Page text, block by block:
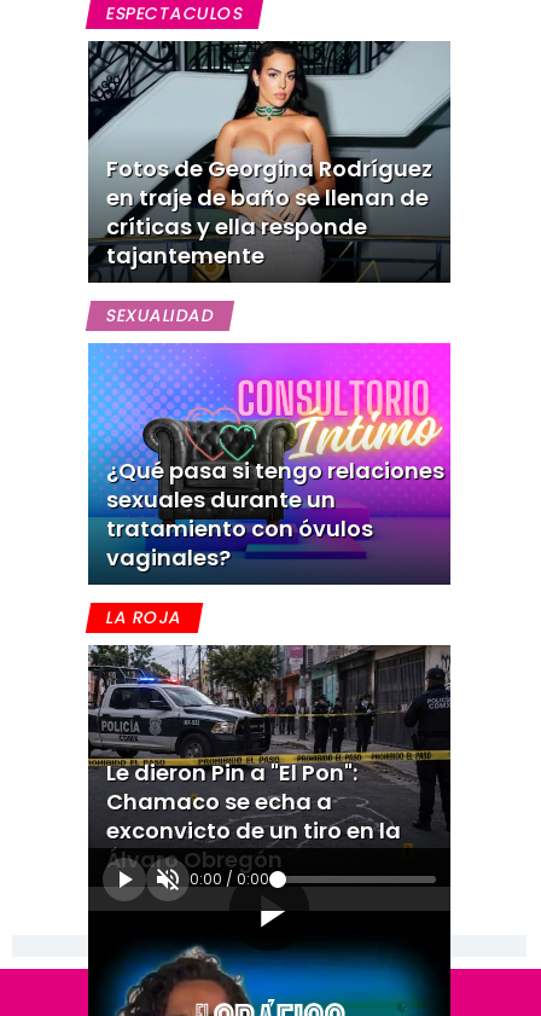
ESPECTACULOS
Fotos de Georgina Rodríguez
en traje de baño se llenan de
críticas y ella responde
tajantemente
SEXUALIDAD
¿Qué pasa si tengo relaciones
sexuales durante un
tratamiento con óvulos
vaginales?
LA ROJA
Le dieron Pin a "El Pon":
Chamaco se echa a
exconvicto de un tiro en la
Álvaro Obregón
0:00 / 0:00
[Publicidad]